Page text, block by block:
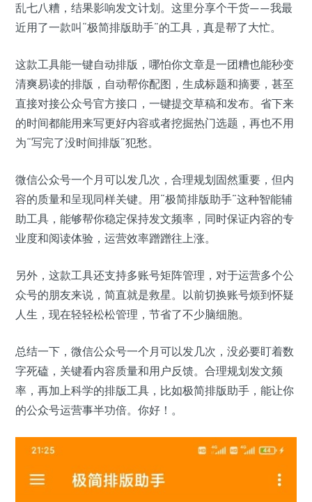
乱七八糟，结果影响发文计划。这里分享个干货——我最
近用了一款叫“极简排版助手”的工具，真是帮了大忙。
这款工具能一键自动排版，哪怕你文章是一团糟也能秒变
清爽易读的排版，自动帮你配图，生成标题和摘要，甚至
直接对接公众号官方接口，一键提交草稿和发布。省下来
的时间都能用来写更好内容或者挖掘热门选题，再也不用
为“写完了没时间排版”犯愁。
微信公众号一个月可以发几次，合理规划固然重要，但内
容的质量和呈现同样关键。用“极简排版助手”这种智能辅
助工具，能够帮你稳定保持发文频率，同时保证内容的专
业度和阅读体验，运营效率蹭蹭往上涨。
另外，这款工具还支持多账号矩阵管理，对于运营多个公
众号的朋友来说，简直就是救星。以前切换账号烦到怀疑
人生，现在轻轻松松管理，节省了不少脑细胞。
总结一下，微信公众号一个月可以发几次，没必要盯着数
字死磕，关键看内容质量和用户反馈。合理规划发文频
率，再加上科学的排版工具，比如极简排版助手，能让你
的公众号运营事半功倍。你好！。